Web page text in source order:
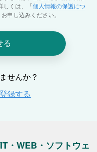
・WEB・ソフトウェ